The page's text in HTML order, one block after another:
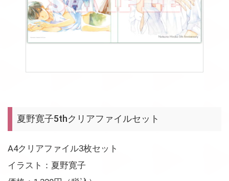
夏野寛子5thクリアファイルセット
A4クリアファイル3枚セット
イラスト：夏野寛子